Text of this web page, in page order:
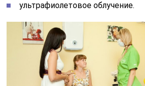
ультрафиолетовое облучение.